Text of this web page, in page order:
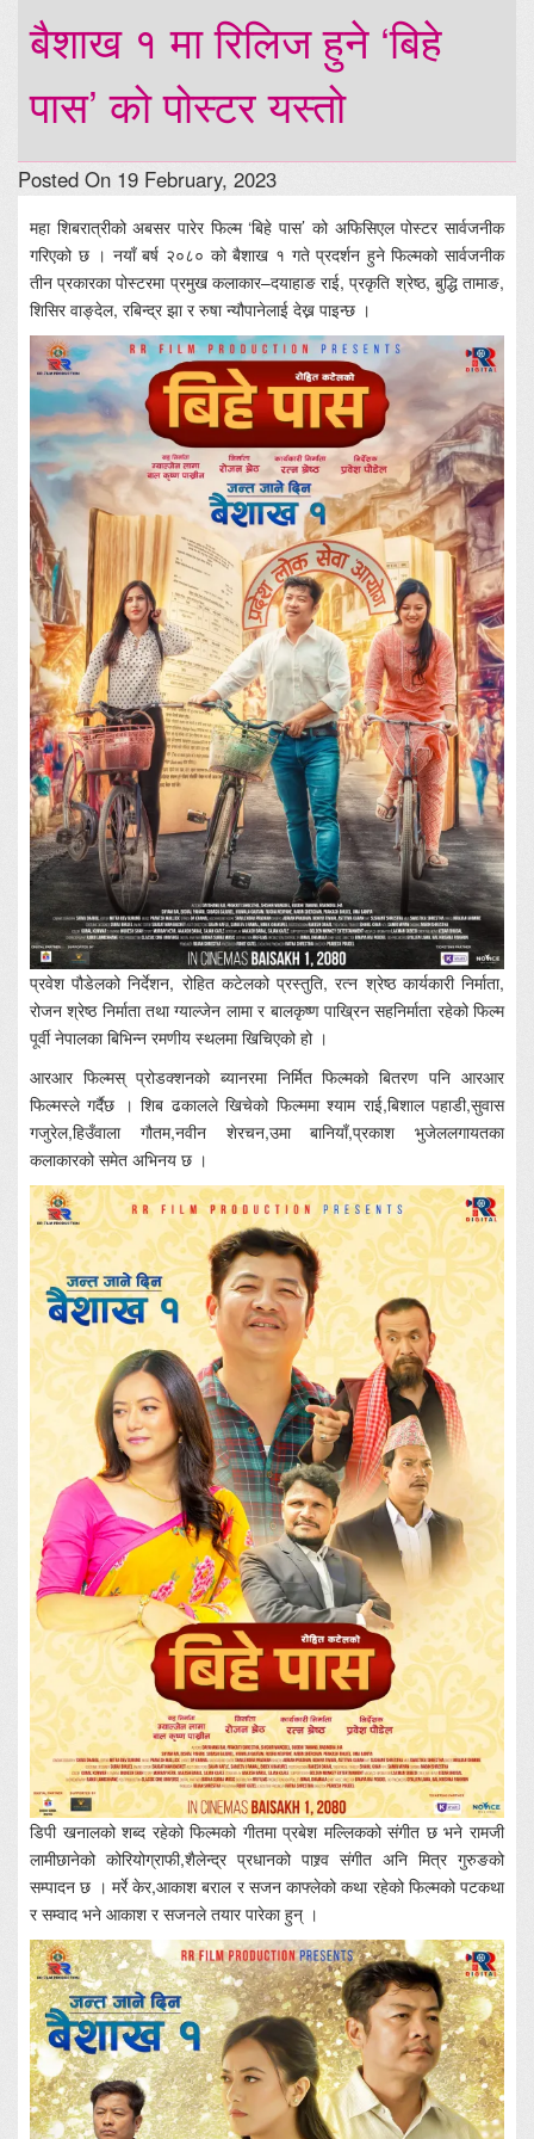
बैशाख १ मा रिलिज हुने ‘बिहे
पास’ को पोस्टर यस्तो
Posted On 19 February, 2023
महा शिबरात्रीको अबसर पारेर फिल्म ‘बिहे पास’ को अफिसिएल पोस्टर सार्वजनीक
गरिएको छ । नयाँ बर्ष २०८० को बैशाख १ गते प्रदर्शन हुने फिल्मको सार्वजनीक
तीन प्रकारका पोस्टरमा प्रमुख कलाकार–दयाहाङ राई, प्रकृति श्रेष्ठ, बुद्धि तामाङ,
शिसिर वाङ्देल, रबिन्द्र झा र रुषा न्यौपानेलाई देख्न पाइन्छ ।
प्रवेश पौडेलको निर्देशन, रोहित कटेलको प्रस्तुति, रत्न श्रेष्ठ कार्यकारी निर्माता,
रोजन श्रेष्ठ निर्माता तथा ग्याल्जेन लामा र बालकृष्ण पाख्रिन सहनिर्माता रहेको फिल्म
पूर्वी नेपालका बिभिन्न रमणीय स्थलमा खिचिएको हो ।
आरआर फिल्मस् प्रोडक्शनको ब्यानरमा निर्मित फिल्मको बितरण पनि आरआर
फिल्मस्ले गर्दैछ । शिब ढकालले खिचेको फिल्ममा श्याम राई,बिशाल पहाडी,सुवास
गजुरेल,हिउँवाला गौतम,नवीन शेरचन,उमा बानियाँ,प्रकाश भुजेललगायतका
कलाकारको समेत अभिनय छ ।
डिपी खनालको शब्द रहेको फिल्मको गीतमा प्रबेश मल्लिकको संगीत छ भने रामजी
लामीछानेको कोरियोग्राफी,शैलेन्द्र प्रधानको पाश्र्व संगीत अनि मित्र गुरुङको
सम्पादन छ । मर्रे केर,आकाश बराल र सजन काफ्लेको कथा रहेको फिल्मको पटकथा
र सम्वाद भने आकाश र सजनले तयार पारेका हुन् ।